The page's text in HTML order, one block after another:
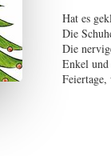
Hat es
Die
Die
Enkel und